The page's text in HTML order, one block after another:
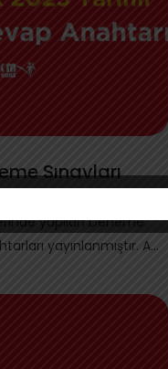
Sınavları
yapılan Deneme
yayınlanmıştır. A...